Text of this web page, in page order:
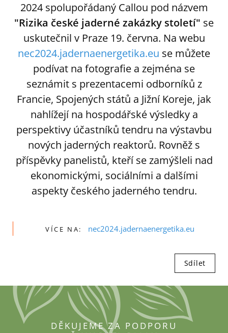
2024 spolupořádaný Callou pod názvem
"Rizika české jaderné zakázky století" se
uskutečnil v Praze 19. června. Na webu
nec2024.jadernaenergetika.eu se můžete
podívat na fotografie a zejména se
seznámit s prezentacemi odborníků z
Francie, Spojených států a Jižní Koreje, jak
nahlížejí na hospodářské výsledky a
perspektivy účastníků tendru na výstavbu
nových jaderných reaktorů. Rovněž s
příspěvky panelistů, kteří se zamýšleli nad
ekonomickými, sociálními a dalšími
aspekty českého jaderného tendru.
VÍCE NA: nec2024.jadernaenergetika.eu
Sdílet
DĚKUJEME ZA PODPORU